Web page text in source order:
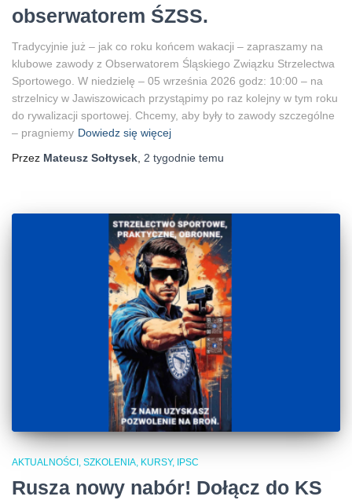
obserwatorem ŚZSS.
Tradycyjnie już – jak co roku końcem wakacji – zapraszamy na
klubowe zawody z Obserwatorem Śląskiego Związku Strzelectwa
Sportowego. W niedzielę – 05 września 2026 godz: 10:00 – na
strzelnicy w Jawiszowicach przystąpimy po raz kolejny w tym roku
do rywalizacji sportowej. Chcemy, aby były to zawody szczególne
– pragniemy Dowiedz się więcej
Przez Mateusz Sołtysek 2 tygodnie temu
AKTUALNOŚCI, SZKOLENIA, KURSY, IPSC
Rusza nowy nabór! Dołącz do KS